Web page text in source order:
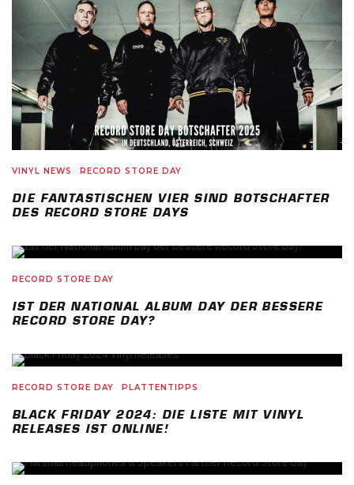
VINYL NEWS RECORD STORE DAY
DIE FANTASTISCHEN VIER SIND BOTSCHAFTER
DES RECORD STORE DAYS
RECORD STORE DAY
IST DER NATIONAL ALBUM DAY DER BESSERE
RECORD STORE DAY?
RECORD STORE DAY PLATTENTIPPS
BLACK FRIDAY 2024: DIE LISTE MIT VINYL
RELEASES IST ONLINE!